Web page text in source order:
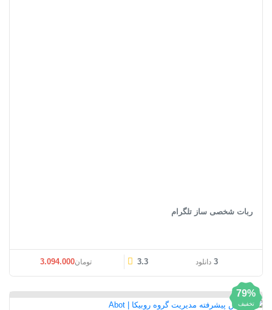
ربات شخصی ساز تلگرام
3 دانلود 3.3 قیمت اصلی: تومان3.094.000 بود.
تومان3.094.000قیمت فعلی:
79%
تخفیف